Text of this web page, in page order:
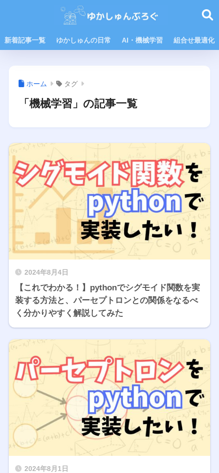
新着記事一覧 ゆかしゅんの日常 AI・機械学習 組合せ最適化
ホーム タグ
「機械学習」の記事一覧
2024年8月4日
【これでわかる！】pythonでシグモイド関数を実
装する方法と、パーセプトロンとの関係をなるべ
く分かりやすく解説してみた
2024年8月1日